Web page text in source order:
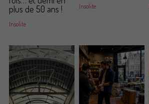
plus de 50 ans !
Insolite
Insolite